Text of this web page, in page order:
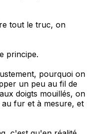
tout le truc, on
principe.
pourquoi on
un peu au fil de
doigts mouillés, on
fur et à mesure, et